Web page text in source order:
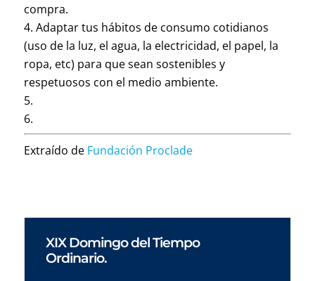
compra.
Adaptar tus hábitos de consumo cotidianos
(uso de la luz, el agua, la electricidad, el papel, la
ropa, etc) para que sean sostenibles y
respetuosos con el medio ambiente.
Extraído de Fundación Proclade
XIX Domingo del Tiempo
Ordinario.